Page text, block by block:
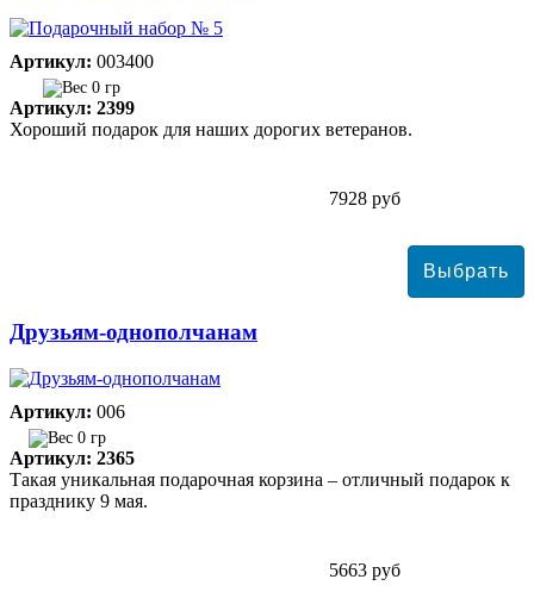
Артикул: 003400
0 гр
Артикул: 2399
Хороший подарок для наших дорогих ветеранов.
7928 руб
Друзьям-однополчанам
Артикул: 006
0 гр
Артикул: 2365
Такая уникальная подарочная корзина – отличный подарок к
празднику 9 мая.
5663 руб